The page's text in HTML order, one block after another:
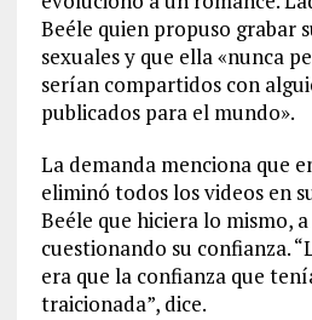
Beéle quien propuso grabar
sexuales y que ella «nunca
serían compartidos con
publicados para el mundo».
La demanda menciona que
eliminó todos los videos en
Beéle que hiciera lo mismo,
cuestionando su confianza.
era que la confianza que
traicionada”, dice.